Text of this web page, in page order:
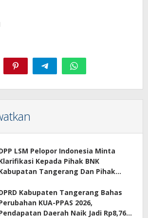
LSM Pelopor Indonesia Minta
Kepada Pihak BNK
Tangerang Dan Pihak
Sewa Kamar Per Jam
Kabupaten Tangerang Bahas
KUA-PPAS 2026,
Daerah Naik Jadi Rp8,76